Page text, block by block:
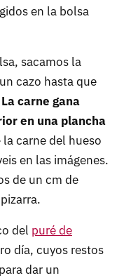
en la bolsa
sacamos la
cazo hasta que
La carne gana
en una plancha
la carne del hueso
en las imágenes.
de un cm de
del puré de
día, cuyos restos
dar un